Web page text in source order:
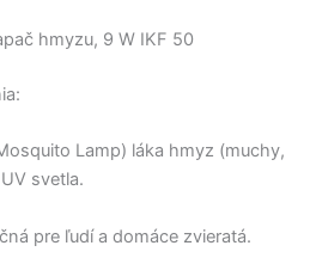
hmyzu, 9 W IKF 50
Lamp) láka hmyz (muchy,
svetla.
pre ľudí a domáce zvieratá.